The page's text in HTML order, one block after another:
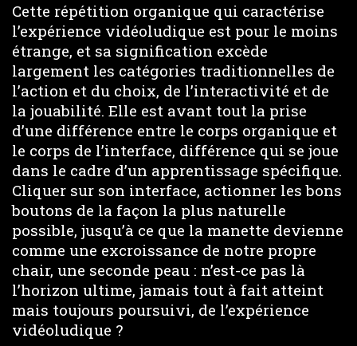
Cette répétition organique qui caractérise
l’expérience vidéoludique est pour le moins
étrange, et sa signification excède
largement les catégories traditionnelles de
l’action et du choix, de l’interactivité et de
la jouabilité. Elle est avant tout la prise
d’une différence entre le corps organique et
le corps de l’interface, différence qui se joue
dans le cadre d’un apprentissage spécifique.
Cliquer sur son interface, actionner les bons
boutons de la façon la plus naturelle
possible, jusqu’à ce que la manette devienne
comme une excroissance de notre propre
chair, une seconde peau : n’est-ce pas là
l’horizon ultime, jamais tout à fait atteint
mais toujours poursuivi, de l’expérience
vidéoludique ?